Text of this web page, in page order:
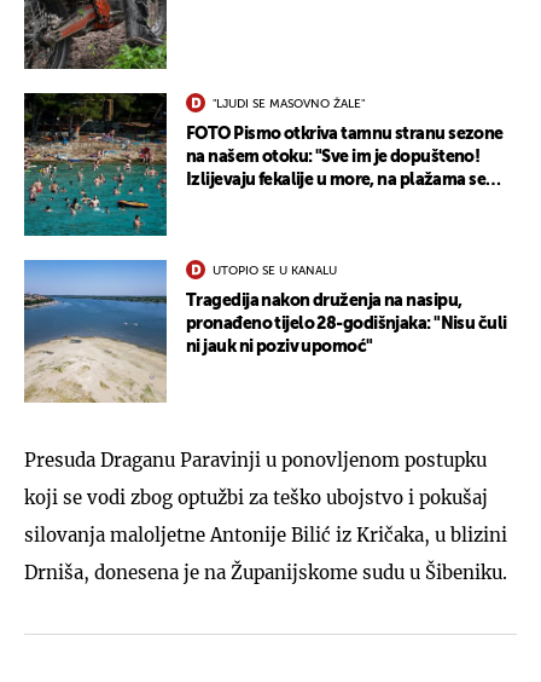
"LJUDI SE MASOVNO ŽALE"
FOTO Pismo otkriva tamnu stranu sezone
na našem otoku: "Sve im je dopušteno!
Izlijevaju fekalije u more, na plažama se
UTOPIO SE U KANALU
Tragedija nakon druženja na nasipu,
pronađeno tijelo 28-godišnjaka: "Nisu čuli
ni jauk ni poziv upomoć"
Presuda Draganu Paravinji u ponovljenom postupku
koji se vodi zbog optužbi za teško ubojstvo i pokušaj
silovanja maloljetne Antonije Bilić iz Kričaka, u blizini
Drniša, donesena je na Županijskome sudu u Šibeniku.